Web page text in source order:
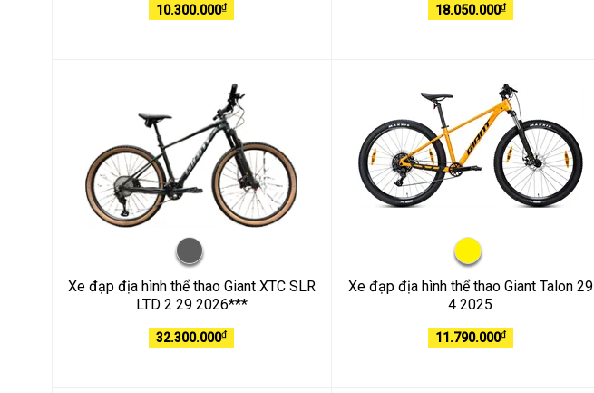
10.300.000₫ 18.050.000₫
Xe đạp địa hình thể thao Giant XTC SLR
LTD 2 29 2026***
32.300.000₫
Xe đạp địa hình thể thao Giant Talon 29
4 2025
11.790.000₫